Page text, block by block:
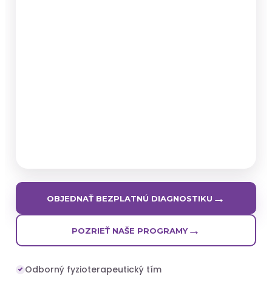
OBJEDNAŤ BEZPLATNÚ DIAGNOSTIKU →
POZRIEŤ NAŠE PROGRAMY→
Odborný fyzioterapeutický tím